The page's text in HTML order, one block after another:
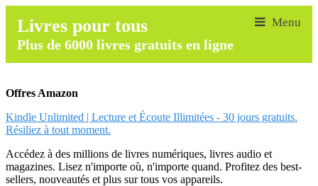
Livres pour tous
Plus de 6000 livres gratuits en ligne
Offres Amazon
Kindle Unlimited | Lecture et Écoute Illimitées - 30 jours gratuits.
Résiliez à tout moment.
Accédez à des millions de livres numériques, livres audio et
magazines. Lisez n'importe où, n'importe quand. Profitez des best-
sellers, nouveautés et plus sur tous vos appareils.